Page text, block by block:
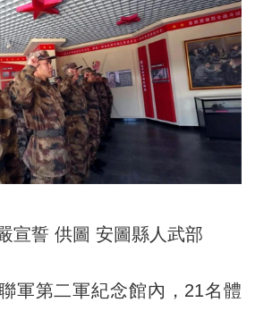
宣誓 供圖 安圖縣人武部
第二軍紀念館內，21名體